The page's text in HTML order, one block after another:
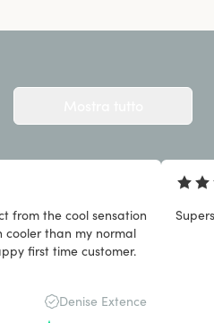
from the cool sensation
cooler than my normal
first time customer.
Denise Extence